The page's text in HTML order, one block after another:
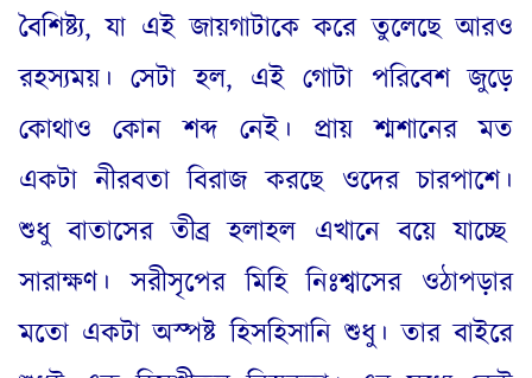
বৈশিষ্ট্য,যা এই জায়গাটাকে করে তুলেছে আরও
রহস্যময় । সেটা হল, এই গোটা পরিবেশ জুড়ে
কোথাও কোন শব্দ নেই । প্রায় শ্মশানের মত
একটা নীরবতা বিরাজ করছে ওদের চারপাশে।
শুধু বাতাসের তীব্র হলাহল এখানে বয়ে যাচ্ছে
সারাক্ষণ।সরীসৃপের মিহি নিঃশ্বাসের ওঠাপড়ার
মতো একটা অস্পষ্ট হিসহিসানি শুধু। তার বাইরে